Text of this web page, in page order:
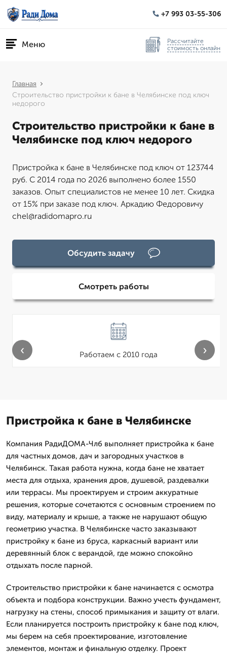
+7 993 03-55-306
Меню
Рассчитайте
стоимость онлайн
Главная
Строительство пристройки к бане в Челябинске под ключ
недорого
Строительство пристройки к бане в
Челябинске под ключ недорого
Пристройка к бане в Челябинске под ключ от 123744
руб. С 2014 года по 2026 выполнено более 1550
заказов. Опыт специалистов не менее 10 лет. Скидка
от 15% при заказе под ключ. Аркадию Федоровичу
chel@radidomapro.ru
Обсудить задачу
Смотреть работы
Работаем с 2010 года
‹ ›
Пристройка к бане в Челябинске
Компания РадиДОМА-Члб выполняет пристройка к бане
для частных домов, дач и загородных участков в
Челябинск. Такая работа нужна, когда бане не хватает
места для отдыха, хранения дров, душевой, раздевалки
или террасы. Мы проектируем и строим аккуратные
решения, которые сочетаются с основным строением по
виду, материалу и крыше, а также не нарушают общую
геометрию участка. В Челябинске часто заказывают
пристройку к бане из бруса, каркасный вариант или
деревянный блок с верандой, где можно спокойно
отдыхать после парной.
Строительство пристройки к бане начинается с осмотра
объекта и подбора конструкции. Важно учесть фундамент,
нагрузку на стены, способ примыкания и защиту от влаги.
Если планируется построить пристройку к бане под ключ,
мы берем на себя проектирование, изготовление
элементов, монтаж и финальную отделку. Проект